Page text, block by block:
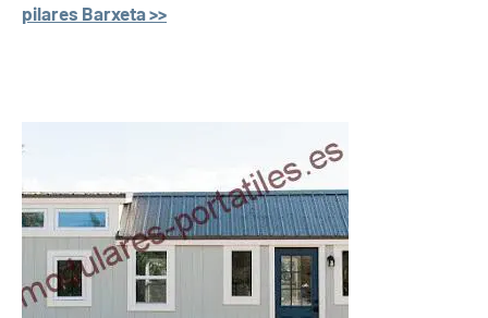
pilares Barxeta >>